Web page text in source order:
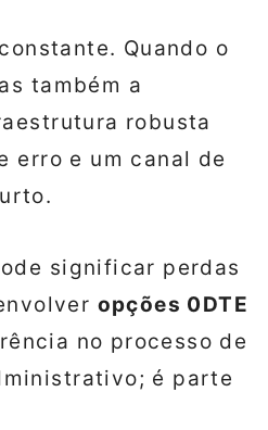
Quando o
também a
robusta
erro e um canal de
significar perdas
opções 0DTE
no processo de
é parte